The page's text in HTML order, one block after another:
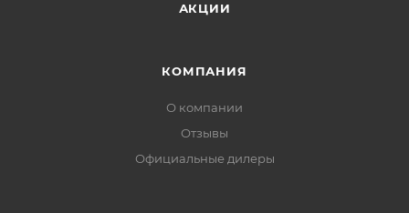
АКЦИИ
КОМПАНИЯ
О компании
Отзывы
Официальные дилеры